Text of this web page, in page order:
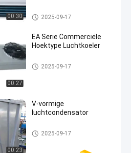
00:30
de koeler van de koude ruimtel
ucht
2025-09-17
00:27
EA Serie Commerciële
Hoektype Luchtkoeler
de koeler van de koude ruimtel
ucht
2025-09-17
00:23
V-vormige
luchtcondensator
Koude Zaal Condensator
2025-09-17